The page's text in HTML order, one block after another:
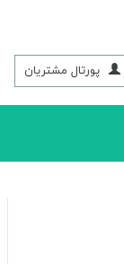
پورتال مشتریان